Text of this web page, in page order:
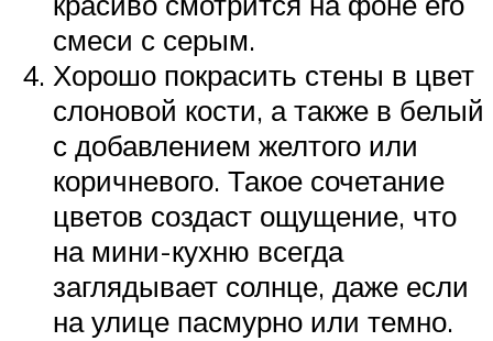
смеси с серым.
Хорошо покрасить стены в цвет
слоновой кости, а также в белый
с добавлением желтого или
коричневого. Такое сочетание
цветов создаст ощущение, что
на мини-кухню всегда
заглядывает солнце, даже если
на улице пасмурно или темно.